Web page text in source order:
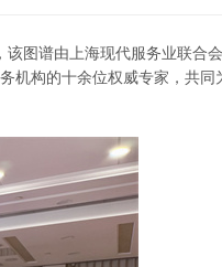
图谱由上海现代服务业联合
机构的十余位权威专家，共同